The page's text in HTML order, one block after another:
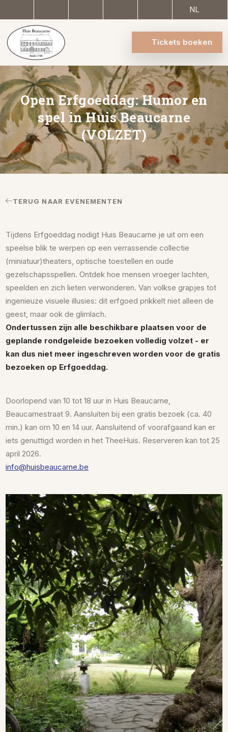
NL
Tickets boeken
Open Erfgoeddag: Humor en
spel in Huis Beaucarne
(VOLZET)
TERUG NAAR EVENEMENTEN
Tijdens Erfgoeddag nodigt Huis Beaucarne je uit om een
speelse blik te werpen op een verrassende collectie
(miniatuur)theaters, optische toestellen en oude
gezelschapsspellen. Ontdek hoe mensen vroeger lachten,
speelden en zich lieten verwonderen. Van volkse grapjes tot
ingenieuze visuele illusies: dit erfgoed prikkelt niet alleen de
geest, maar ook de glimlach.
Ondertussen zijn alle beschikbare plaatsen voor de
geplande rondgeleide bezoeken volledig volzet - er
kan dus niet meer ingeschreven worden voor de gratis
bezoeken op Erfgoeddag.
Doorlopend van 10 tot 18 uur in Huis Beaucarne,
Beaucarnestraat 9. Aansluiten bij een gratis bezoek (ca. 40
min.) kan om 10 en 14 uur. Aansluitend of voorafgaand kan er
iets genuttigd worden in het TheeHuis. Reserveren kan tot 25
april 2026.
info@huisbeaucarne.be